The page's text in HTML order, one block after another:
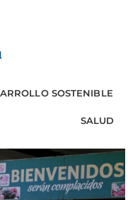
SOSTENIBLE
SALUD